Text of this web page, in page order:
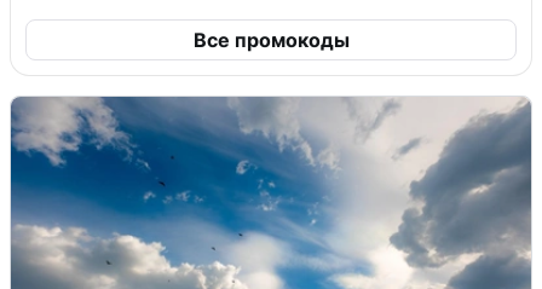
Все промокоды